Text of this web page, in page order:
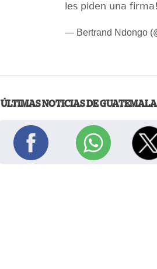
les piden una firma!
— Bertrand Ndongo
ÚLTIMAS NOTICIAS DE GUATEMALA